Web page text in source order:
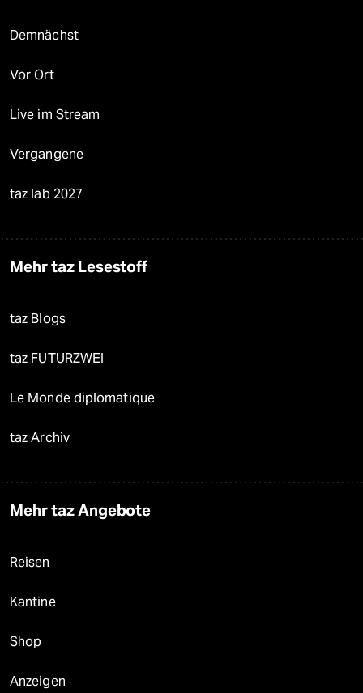
Demnächst
Vor Ort
Live im Stream
Vergangene
taz lab 2027
Mehr taz Lesestoff
taz Blogs
taz FUTURZWEI
Le Monde diplomatique
taz Archiv
Mehr taz Angebote
Reisen
Kantine
Shop
Anzeigen